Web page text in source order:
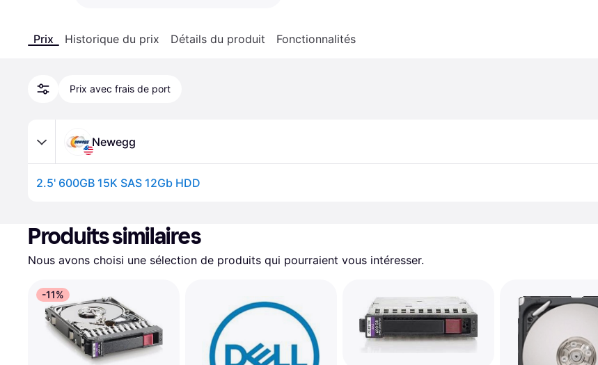
Prix Historique du prix Détails du produit Fonctionnalités
Prix avec frais de port
Newegg
2.5' 600GB 15K SAS 12Gb HDD
Produits similaires
Nous avons choisi une sélection de produits qui pourraient vous intéresser.
-11%